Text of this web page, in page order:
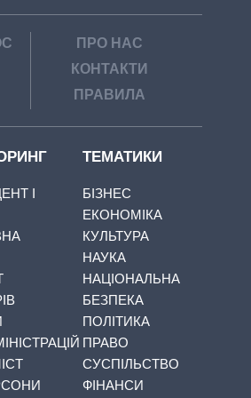
ПРО НАС
КОНТАКТИ
ПРАВИЛА
І
ТЕМАТИКИ
БІЗНЕС
ЕКОНОМІКА
КУЛЬТУРА
НАУКА
НАЦІОНАЛЬНА
БЕЗПЕКА
ПОЛІТИКА
ПРАВО
СУСПІЛЬСТВО
ФІНАНСИ